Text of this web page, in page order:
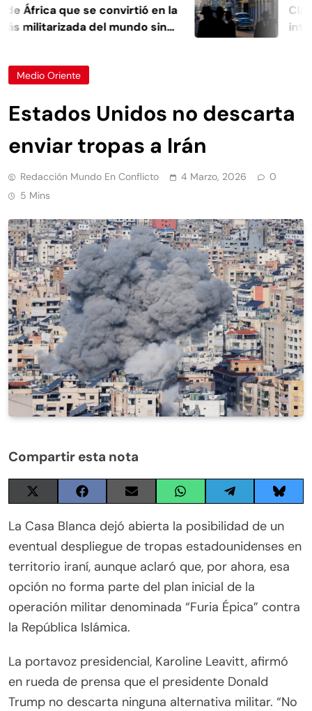
África que se convirtió en la
militarizada del mundo sin
CIA
Medio Oriente
Estados Unidos no descarta
enviar tropas a Irán
Redacción Mundo En Conflicto 4 Marzo, 2026
0
5 Mins
Compartir esta nota
Share
on
X
(Twitter)
Share
on
Facebook
Share
on
Email
Share
on
WhatsApp
Share
on
Telegram
Share
on
La Casa Blanca dejó abierta la posibilidad de un
eventual despliegue de tropas estadounidenses en
territorio iraní, aunque aclaró que, por ahora, esa
opción no forma parte del plan inicial de la
operación militar denominada “Furia Épica” contra
la República Islámica.
La portavoz presidencial, Karoline Leavitt, afirmó
en rueda de prensa que el presidente Donald
Trump no descarta ninguna alternativa militar. “No